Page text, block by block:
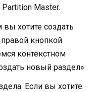
Master.
хотите создать
кнопкой
контекстном
новый раздел».
Если вы хотите